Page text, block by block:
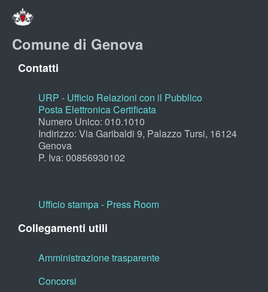
Comune di Genova
Contatti
URP - Ufficio Relazioni con il Pubblico
Posta Elettronica Certificata
Numero Unico: 010.1010
Indirizzo: Via Garibaldi 9, Palazzo Tursi, 16124
Genova
P. Iva: 00856930102
Ufficio stampa - Press Room
Collegamenti utili
Amministrazione trasparente
Concorsi